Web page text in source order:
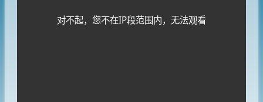
对不起，您不在IP段范围内，无法观看